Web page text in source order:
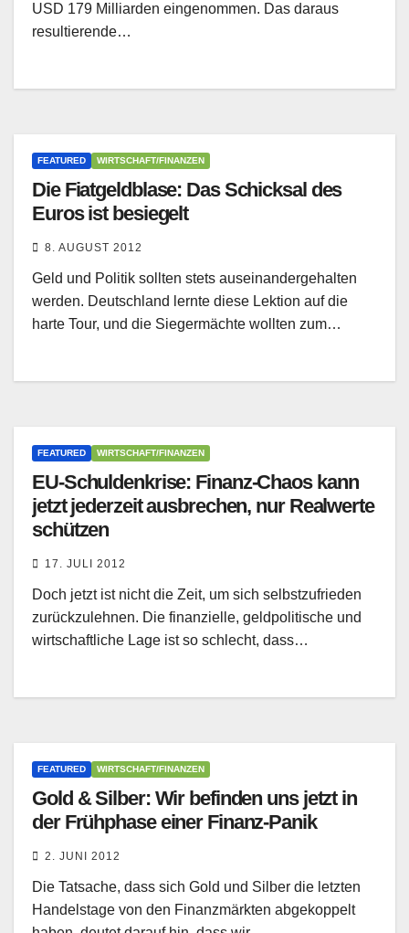
USD 179 Milliarden eingenommen. Das daraus
resultierende…
FEATURED WIRTSCHAFT/FINANZEN
Die Fiatgeldblase: Das Schicksal des
Euros ist besiegelt
8. AUGUST 2012
Geld und Politik sollten stets auseinandergehalten
werden. Deutschland lernte diese Lektion auf die
harte Tour, und die Siegermächte wollten zum…
FEATURED WIRTSCHAFT/FINANZEN
EU-Schuldenkrise: Finanz-Chaos kann
jetzt jederzeit ausbrechen, nur Realwerte
schützen
17. JULI 2012
Doch jetzt ist nicht die Zeit, um sich selbstzufrieden
zurückzulehnen. Die finanzielle, geldpolitische und
wirtschaftliche Lage ist so schlecht, dass…
FEATURED WIRTSCHAFT/FINANZEN
Gold & Silber: Wir befinden uns jetzt in
der Frühphase einer Finanz-Panik
2. JUNI 2012
Die Tatsache, dass sich Gold und Silber die letzten
Handelstage von den Finanzmärkten abgekoppelt